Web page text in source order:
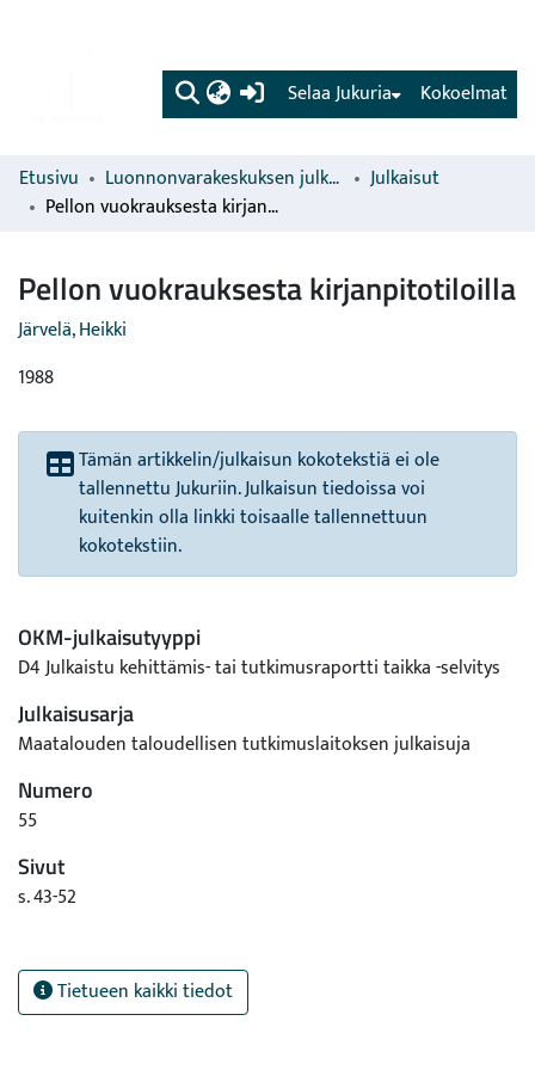
(current) Kokoelmat
Selaa Jukuria
Etusivu Luonnonvarakeskuksen julkaisut
Julkaisut
Pellon vuokrauksesta kirjanpitotiloilla
Pellon vuokrauksesta kirjanpitotiloilla
Järvelä, Heikki
1988
Tämän artikkelin/julkaisun kokotekstiä ei ole
tallennettu Jukuriin. Julkaisun tiedoissa voi
kuitenkin olla linkki toisaalle tallennettuun
kokotekstiin.
OKM-julkaisutyyppi
D4 Julkaistu kehittämis- tai tutkimusraportti taikka -selvitys
Julkaisusarja
Maatalouden taloudellisen tutkimuslaitoksen julkaisuja
Numero
55
Sivut
s. 43-52
Tietueen kaikki tiedot